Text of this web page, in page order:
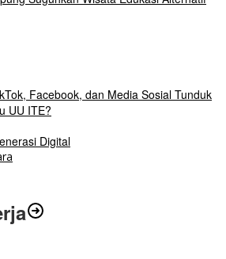
Facebook, dan Media Sosial Tunduk
UU ITE?
Digital